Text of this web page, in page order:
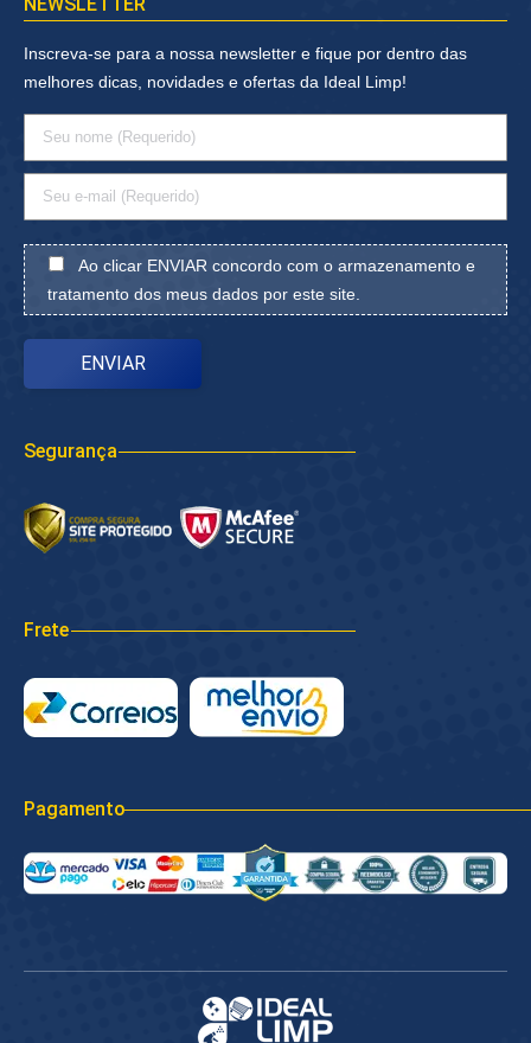
Inscreva-se para a nossa newsletter e fique por dentro das
melhores dicas, novidades e ofertas da Ideal Limp!
Ao clicar ENVIAR concordo com o armazenamento e
tratamento dos meus dados por este site.
Segurança
Frete
Pagamento